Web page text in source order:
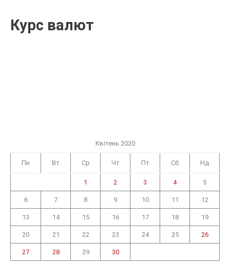
Курс валют
Квітень 2020
Пн Вт Ср Чт Пт Сб Нд
1 2 3 4 5
6 7 8 9 10 11 12
13 14 15 16 17 18 19
20 21 22 23 24 25 26
27 28 29 30